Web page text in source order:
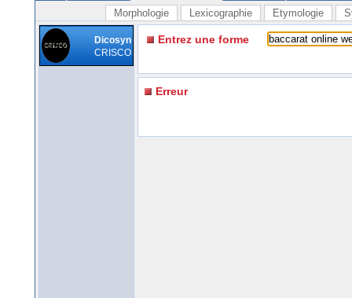
Morphologie Lexicographie Etymologie
Dicosyn
CRISCO
Entrez une forme
Erreur